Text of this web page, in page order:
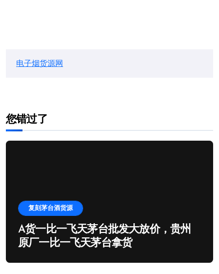
电子烟货源网
您错过了
复刻茅台酒货源
A货一比一飞天茅台批发大放价，贵州
原厂一比一飞天茅台拿货